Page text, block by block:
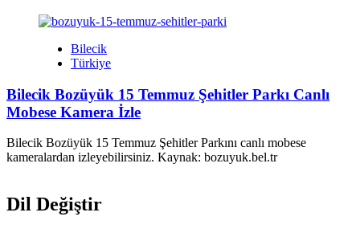
Bilecik
Türkiye
Bilecik Bozüyük 15 Temmuz Şehitler Parkı Canlı
Mobese Kamera İzle
Bilecik Bozüyük 15 Temmuz Şehitler Parkını canlı mobese
kameralardan izleyebilirsiniz. Kaynak: bozuyuk.bel.tr
Dil Değiştir